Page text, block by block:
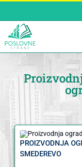
content
PROIZVODNJA
SMEDEREVO